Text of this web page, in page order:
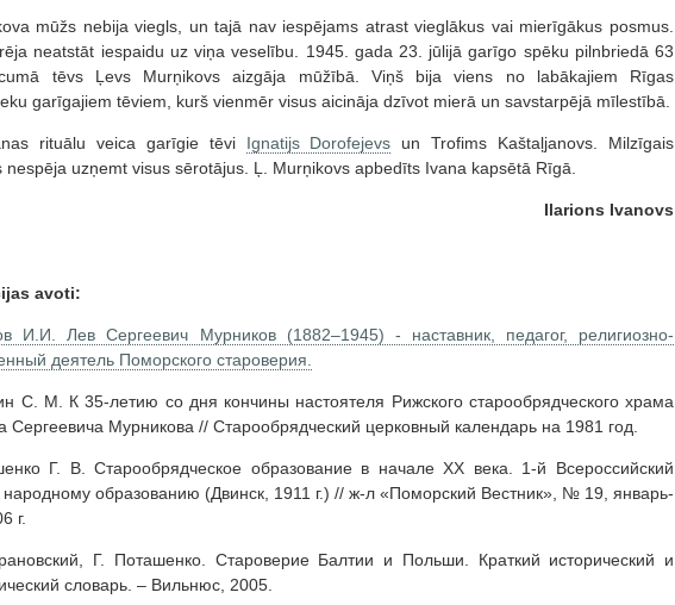
mūžs nebija viegls, un tajā nav iespējams atrast vieglākus vai mierīgākus posmus.
neatstāt iespaidu uz viņa veselību. 1945. gada 23. jūlijā garīgo spēku pilnbriedā 63
tēvs Ļevs Murņikovs aizgāja mūžībā. Viņš bija viens no labākajiem Rīgas
garīgajiem tēviem, kurš vienmēr visus aicināja dzīvot mierā un savstarpējā mīlestībā.
rituālu veica garīgie tēvi Ignatijs Dorofejevs un Trofims Kaštaļjanovs. Milzīgais
nespēja uzņemt visus sērotājus. Ļ. Murņikovs apbedīts Ivana kapsētā Rīgā.
Ilarions Ivanovs
avoti:
И.И. Лев Сергеевич Мурников (1882–1945) - наставник, педагог, религиозно-
деятель Поморского староверия.
С. М. К 35-летию со дня кончины настоятеля Рижского старообрядческого храма
Сергеевича Мурникова // Старообрядческий церковный календарь на 1981 год.
Г. В. Старообрядческое образование в начале ХХ века. 1-й Всероссийский
народному образованию (Двинск, 1911 г.) // ж-л «Поморский Вестник», № 19, январь-
г.
Г. Поташенко. Староверие Балтии и Польши. Краткий исторический и
словарь. – Вильнюс, 2005.